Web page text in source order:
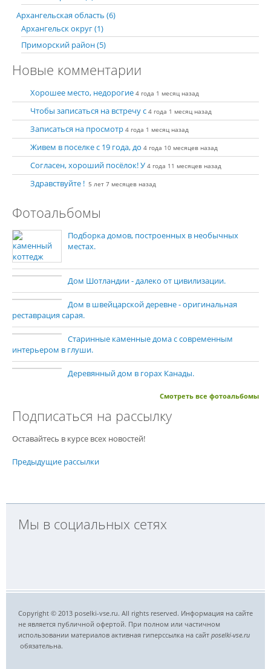
Архангельская область (6)
Архангельск округ (1)
Приморский район (5)
Новые комментарии
Хорошее место, недорогие 4 года 1 месяц назад
Чтобы записаться на встречу с 4 года 1 месяц назад
Записаться на просмотр 4 года 1 месяц назад
Живем в поселке с 19 года, до 4 года 10 месяцев назад
Согласен, хороший посёлок! У 4 года 11 месяцев назад
Здравствуйте ! 5 лет 7 месяцев назад
Фотоальбомы
Подборка домов, построенных в необычных
местах.
Дом Шотландии - далеко от цивилизации.
Дом в швейцарской деревне - оригинальная
реставрация сарая.
Старинные каменные дома с современным
интерьером в глуши.
Деревянный дом в горах Канады.
Смотреть все фотоальбомы
Подписаться на рассылку
Оставайтесь в курсе всех новостей!
Предыдущие рассылки
Мы в социальных сетях
Copyright © 2013 poselki-vse.ru. All rights reserved. Информация на сайте
не является публичной офертой. При полном или частичном
использовании материалов активная гиперссылка на сайт poselki-vse.ru​
обязательна.